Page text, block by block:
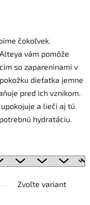
čokoľvek.
vám pomôže
so zapareninami v
dieťatka jemne
pred ich vznikom.
a lieči aj tú
hydratáciu.
Zvoľte variant